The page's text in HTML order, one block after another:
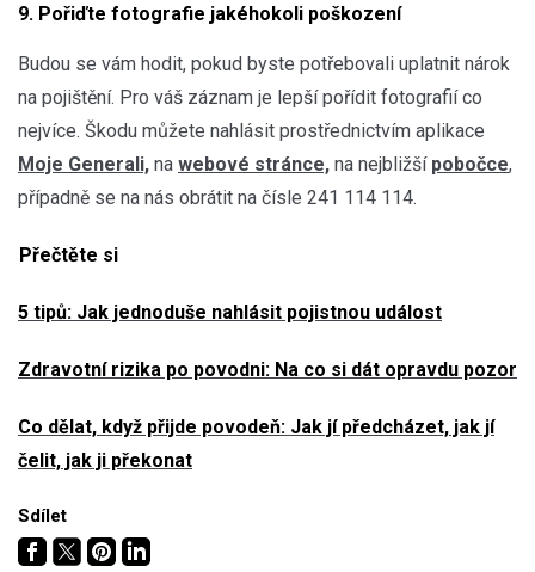
9. Pořiďte fotografie jakéhokoli poškození
Budou se vám hodit, pokud byste potřebovali uplatnit nárok
na pojištění. Pro váš záznam je lepší pořídit fotografií co
nejvíce. Škodu můžete nahlásit prostřednictvím aplikace
Moje Generali, na webové stránce, na nejbližší pobočce,
případně se na nás obrátit na čísle 241 114 114.
Přečtěte si
5 tipů: Jak jednoduše nahlásit pojistnou událost
Zdravotní rizika po povodni: Na co si dát opravdu pozor
Co dělat, když přijde povodeň: Jak jí předcházet, jak jí
čelit, jak ji překonat
Sdílet